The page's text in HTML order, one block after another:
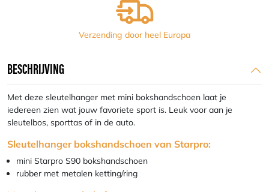
Verzending door heel Europa
BESCHRIJVING
Met deze sleutelhanger met mini bokshandschoen laat je
iedereen zien wat jouw favoriete sport is. Leuk voor aan je
sleutelbos, sporttas of in de auto.
Sleutelhanger bokshandschoen van Starpro:
mini Starpro S90 bokshandschoen
rubber met metalen ketting/ring